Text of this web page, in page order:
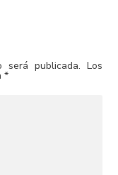
será publicada. Los
*